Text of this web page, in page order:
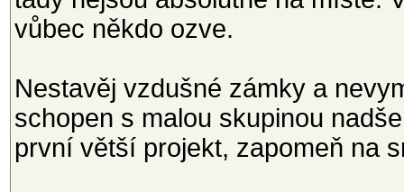
vůbec někdo ozve.
Nestavěj vzdušné zámky a
schopen s malou skupinou
první větší projekt, zapomeň na